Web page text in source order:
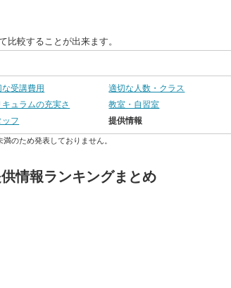
較することが出来ます。
な受講費用
適切な人数・クラス
キュラムの充実さ
教室・自習室
ッフ 提供情報
のため発表しておりません。
情報ランキングまとめ